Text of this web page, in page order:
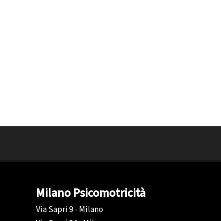
Milano Psicomotricità
Via Sapri 9 - Milano